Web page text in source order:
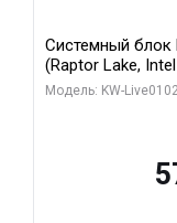
Системный блок
(Raptor Lake,
модуля)/ Afox
Модель: KW-